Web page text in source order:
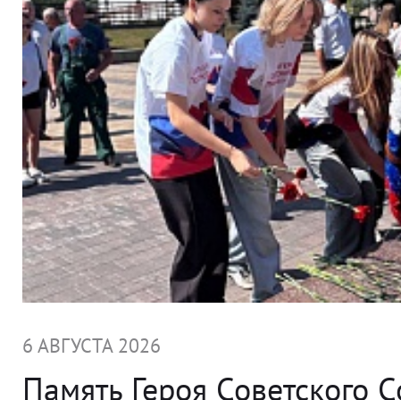
6 АВГУСТА 2026
Память Героя Советского